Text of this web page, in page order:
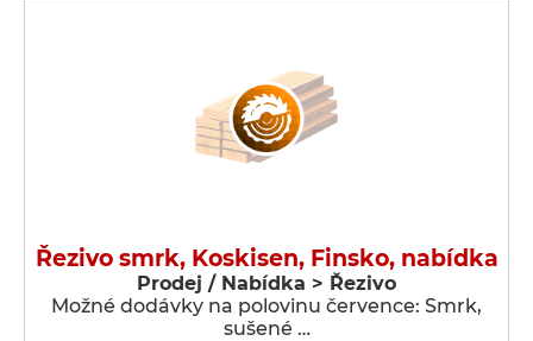
Řezivo smrk, Koskisen, Finsko, nabídka
Prodej / Nabídka > Řezivo
Možné dodávky na polovinu července: Smrk,
sušené …